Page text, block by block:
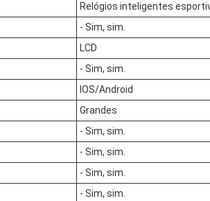
Relógios inteligentes
- Sim, sim.
LCD
- Sim, sim.
IOS/Android
Grandes
- Sim, sim.
- Sim, sim.
- Sim, sim.
- Sim, sim.